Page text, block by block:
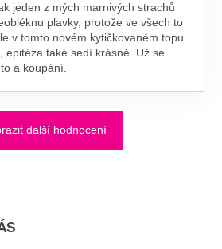
jeden z mých marnivých strachů
plavky, protože ve všech to
v tomto novém kytičkovaném topu
epitéza také sedí krásně. Už se
a koupání.
další hodnocení